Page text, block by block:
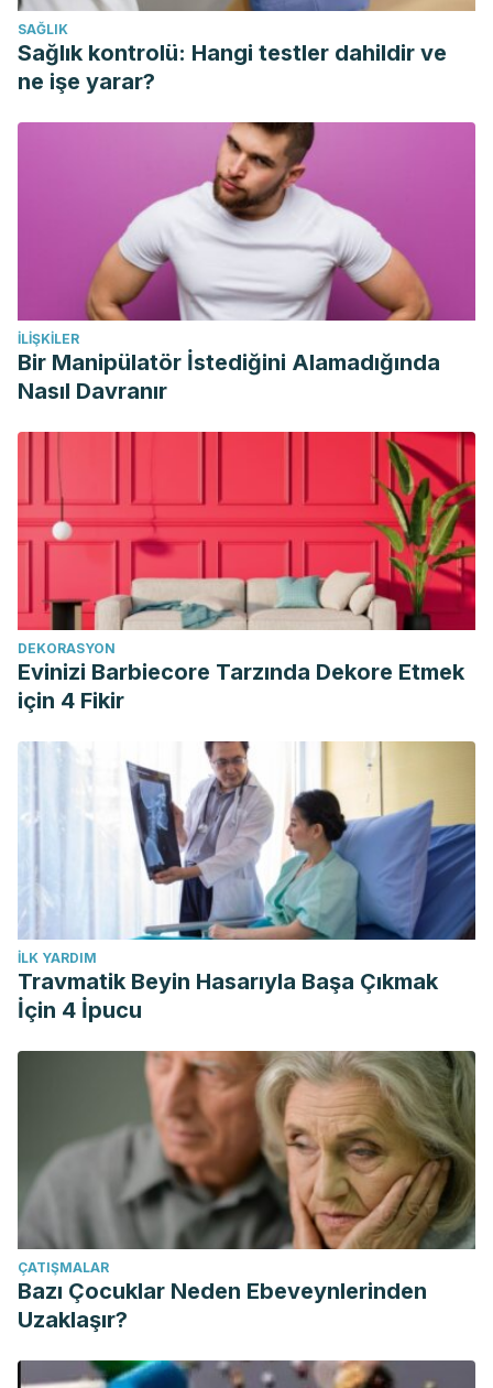
from https://accessmedicina.mhmedical.com/content.aspx?
bookid=1498&sectionid=99962670
Filippa, R., Toso, A., Cordero, J., & Olivos, P. (n.d.).
Intoxicacion por Haloperidol (Haldol ).
Vista de Intoxiación opioide | Biociencias. (n.d.). Retrieved
September 7, 2020, from
https://revistas.unilibre.edu.co/index.php/biociencias/article/
Panagopoulos, Nikolaos, et al. “Pancoast tumors:
characteristics and preoperative assessment.”
Journal of
thoracic disease
6.Suppl 1 (2014): S108.
Carrera, Maria Alicia Vera, et al. “Manejo de intoxicación
por opioides.”
RECIMUNDO
Garófalo, Mariano, and Germán Píccolo. “CAPÍTULO 3
Manual práctico: optometría clínica : 43.
SAĞLIK
Sağlık kontrolü: Hangi testler dahildir ve
ne işe yarar?
İLIŞKILER
Bir Manipülatör İstediğini Alamadığında
Nasıl Davranır
DEKORASYON
Evinizi Barbiecore Tarzında Dekore Etmek
için 4 Fikir
İLK YARDIM
Travmatik Beyin Hasarıyla Başa Çıkmak
İçin 4 İpucu
ÇATIŞMALAR
Bazı Çocuklar Neden Ebeveynlerinden
Uzaklaşır?